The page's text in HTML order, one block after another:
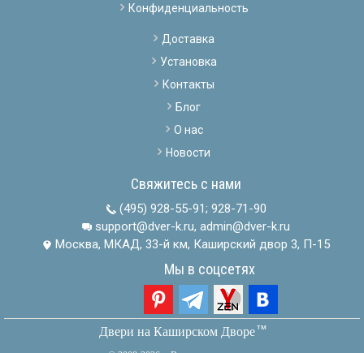
Конфиденциальность
Доставка
Установка
Контакты
Блог
О нас
Новости
Свяжитесь с нами
(495) 928-55-91; 928-71-90
support@dver-k.ru, admin@dver-k.ru
Москва, МКАД, 33-й км, Каширский двор 3, П-15
Мы в соцсетях
Двери на Каширском Дворетм